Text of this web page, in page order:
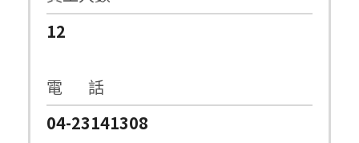
12
電 話
04-23141308